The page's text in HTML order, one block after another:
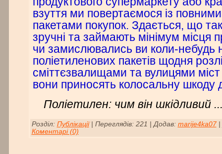
взуття ми повертаємося із
пакетами покупок. Здається, що
зручні та займають мінімум місця
чи замислювались ви коли-небудь
поліетиленових пакетів щодня
сміттєзвалищами та вулицями міст
вони приносять колосальну шкоду
Поліетилен: чим він шкідливий
Розділ: Публікації| Переглядів: 221 |Додав: marije4ka07|
Коментарі (0)